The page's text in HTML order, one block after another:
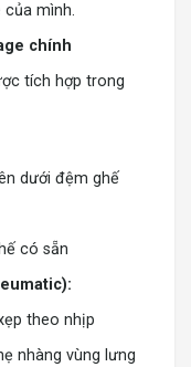
của mình.
chính
tích hợp trong
dưới đệm ghế
có sẵn
theo nhịp
nhàng vùng lưng